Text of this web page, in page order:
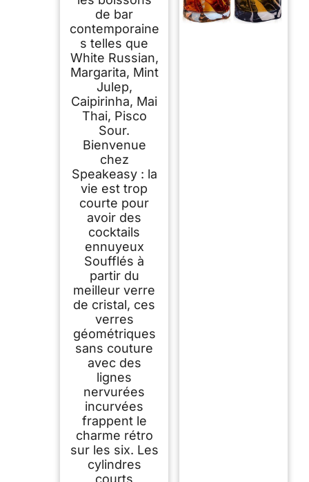
de bar
contemporaine
s telles que
White Russian,
Margarita, Mint
Julep,
Caipirinha, Mai
Thai, Pisco
Sour.
Bienvenue
chez
Speakeasy : la
vie est trop
courte pour
avoir des
cocktails
ennuyeux
Soufflés à
partir du
meilleur verre
de cristal, ces
verres
géométriques
sans couture
avec des
lignes
nervurées
incurvées
frappent le
charme rétro
sur les six. Les
cylindres
courts